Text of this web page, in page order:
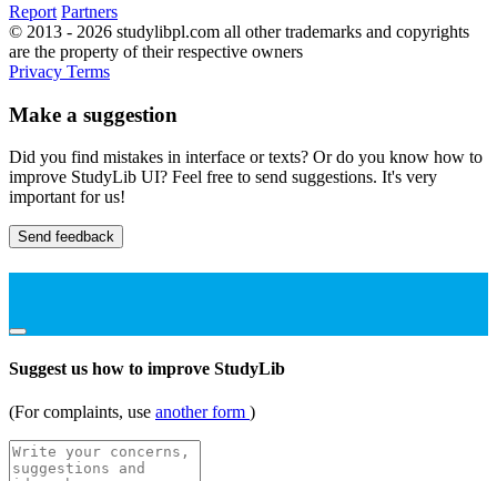
Report Partners
© 2013 - 2026 studylibpl.com all other trademarks and copyrights
are the property of their respective owners
Privacy Terms
Make a suggestion
Did you find mistakes in interface or texts? Or do you know how to
improve StudyLib UI? Feel free to send suggestions. It's very
important for us!
Send feedback
Suggest us how to improve StudyLib
(For complaints, use another form )